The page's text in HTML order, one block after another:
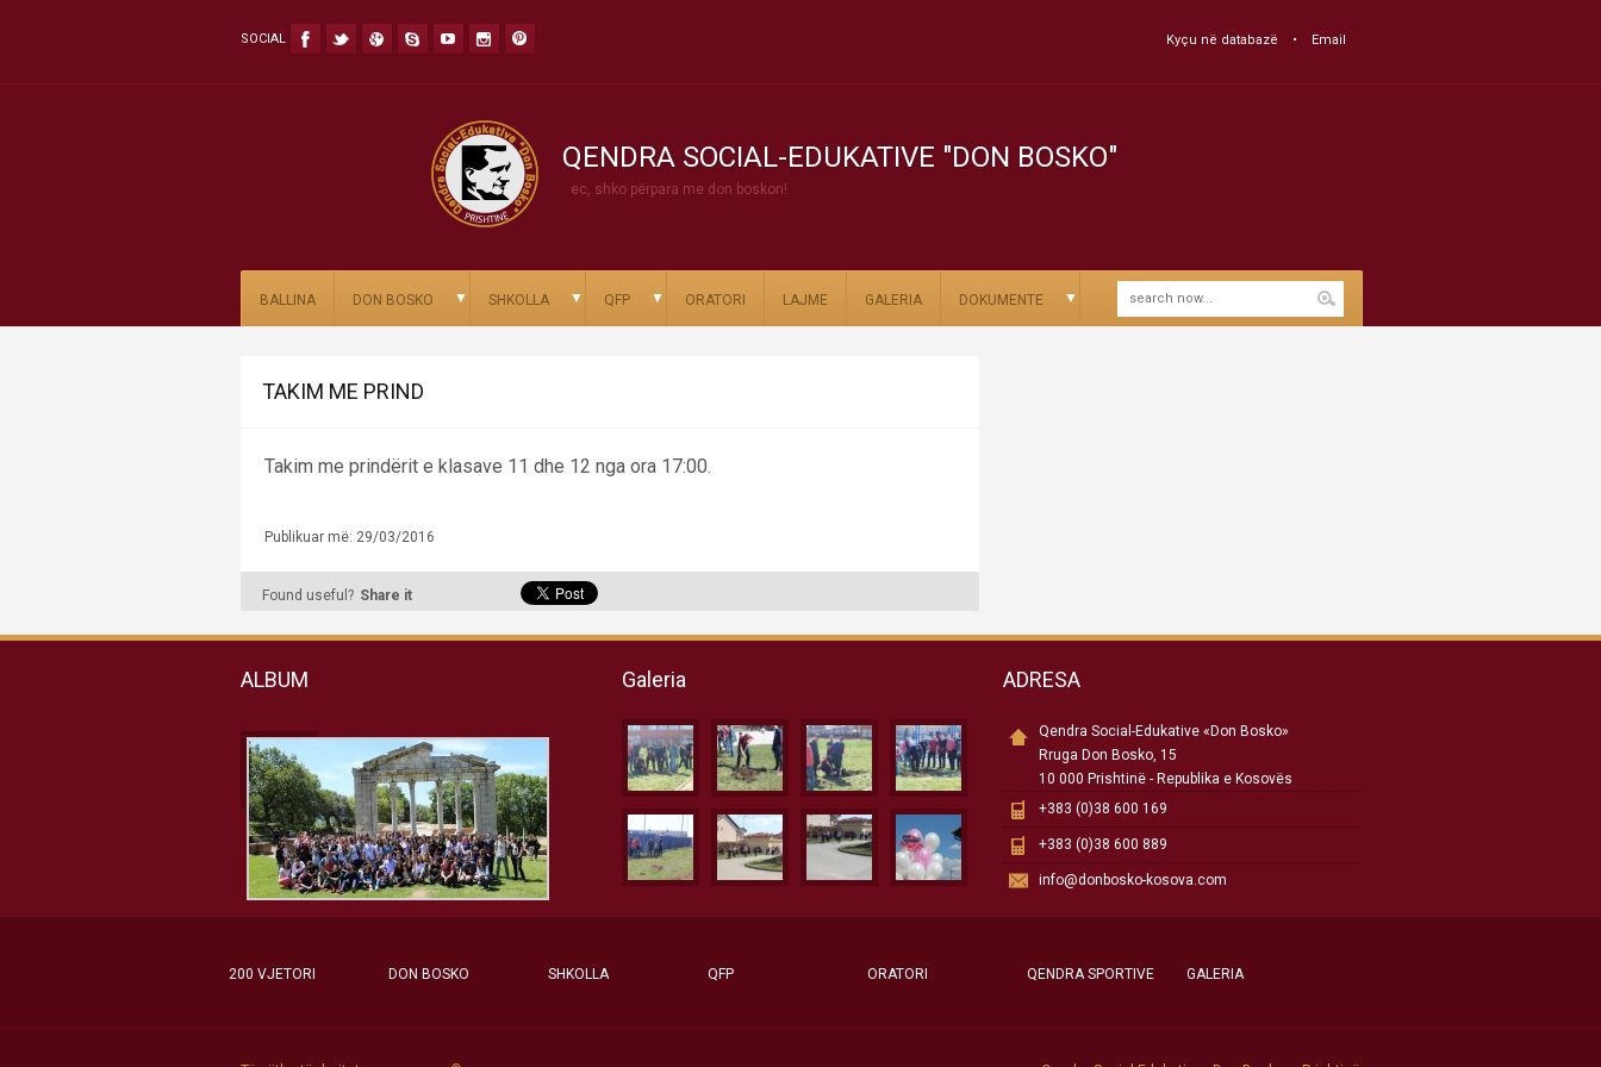
SOCIAL Kyçu në databazë Email
QENDRA SOCIAL-EDUKATIVE "DON BOSKO"
ec, shko përpara me don boskon!
BALLINA DON BOSKO ▼ SHKOLLA ▼ QFP ▼ ORATORI LAJME GALERIA DOKUMENTE ▼
TAKIM ME PRIND
Takim me prindërit e klasave 11 dhe 12 nga ora 17:00.
Publikuar më: 29/03/2016
Found useful? Share it
ALBUM Galeria ADRESA
Qendra Social-Edukative «Don Bosko»
Rruga Don Bosko, 15
10 000 Prishtinë - Republika e Kosovës
+383 (0)38 600 169
+383 (0)38 600 889
info@donbosko-kosova.com
200 VJETORI DON BOSKO SHKOLLA QFP ORATORI QENDRA SPORTIVE GALERIA